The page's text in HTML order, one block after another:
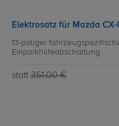
Elektrosatz für Mazda
13-poliger
Einparkhilfeabschaltung
statt 351,00 €